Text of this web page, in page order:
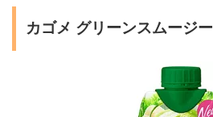
カゴメ グリーンスムージー